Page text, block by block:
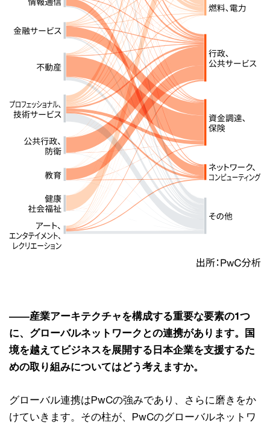
――産業アーキテクチャを構成する重要な要素の1つ
に、グローバルネットワークとの連携があります。国
境を越えてビジネスを展開する日本企業を支援するた
めの取り組みについてはどう考えますか。
グローバル連携はPwCの強みであり、さらに磨きをか
けていきます。その柱が、PwCのグローバルネットワ